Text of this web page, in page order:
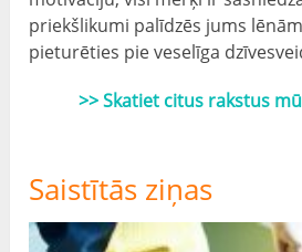
priekšlikumi palīdzēs jums
pieturēties pie veselīga
>> Skatiet citus rakstus
Saistītās ziņas